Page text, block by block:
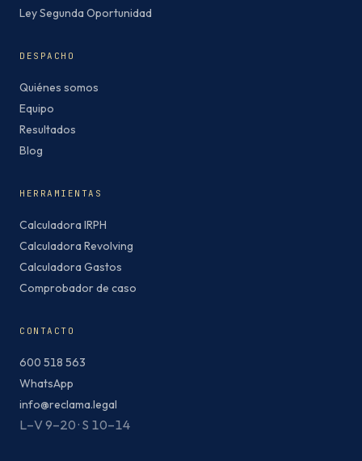
Ley Segunda Oportunidad
DESPACHO
Quiénes somos
Equipo
Resultados
Blog
HERRAMIENTAS
Calculadora IRPH
Calculadora Revolving
Calculadora Gastos
Comprobador de caso
CONTACTO
600 518 563
WhatsApp
info@reclama.legal
L–V 9–20 · S 10–14